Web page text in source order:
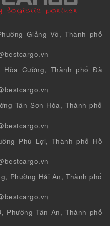
Giảng Võ, Thành phố
Hòa Cường, Thành phố Đà
Tân Sơn Hòa, Thành phố
Phú Lợi, Thành phố Hồ
Phường Hải An, Thành phố
Phường Tân An, Thành phố